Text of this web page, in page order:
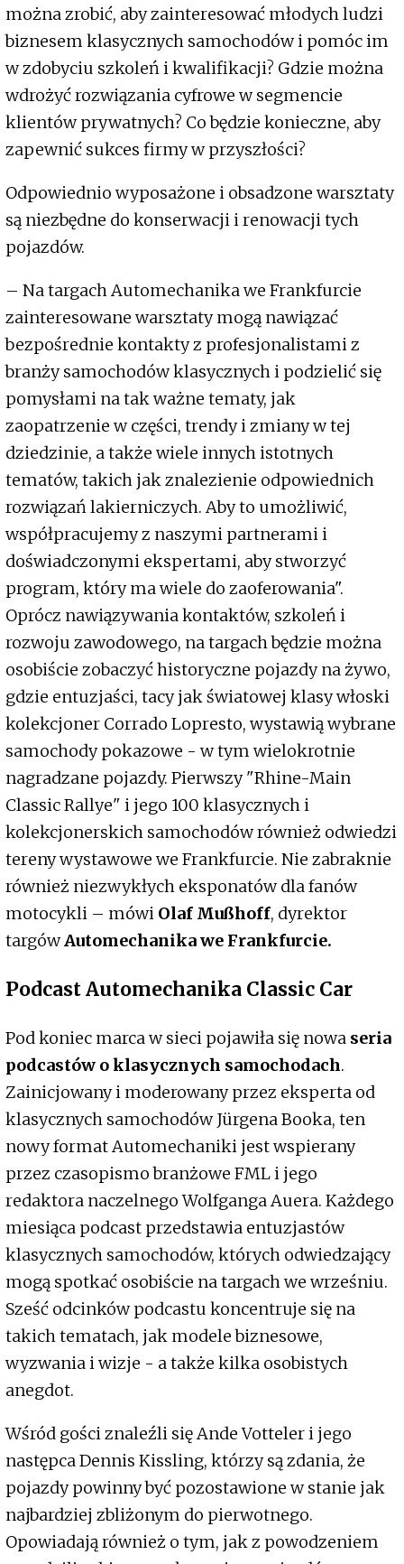
można zrobić, aby zainteresować młodych ludzi
biznesem klasycznych samochodów i pomóc im
w zdobyciu szkoleń i kwalifikacji? Gdzie można
wdrożyć rozwiązania cyfrowe w segmencie
klientów prywatnych? Co będzie konieczne, aby
zapewnić sukces firmy w przyszłości?
Odpowiednio wyposażone i obsadzone warsztaty
są niezbędne do konserwacji i renowacji tych
pojazdów.
– Na targach Automechanika we Frankfurcie
zainteresowane warsztaty mogą nawiązać
bezpośrednie kontakty z profesjonalistami z
branży samochodów klasycznych i podzielić się
pomysłami na tak ważne tematy, jak
zaopatrzenie w części, trendy i zmiany w tej
dziedzinie, a także wiele innych istotnych
tematów, takich jak znalezienie odpowiednich
rozwiązań lakierniczych. Aby to umożliwić,
współpracujemy z naszymi partnerami i
doświadczonymi ekspertami, aby stworzyć
program, który ma wiele do zaoferowania".
Oprócz nawiązywania kontaktów, szkoleń i
rozwoju zawodowego, na targach będzie można
osobiście zobaczyć historyczne pojazdy na żywo,
gdzie entuzjaści, tacy jak światowej klasy włoski
kolekcjoner Corrado Lopresto, wystawią wybrane
samochody pokazowe - w tym wielokrotnie
nagradzane pojazdy. Pierwszy "Rhine-Main
Classic Rallye" i jego 100 klasycznych i
kolekcjonerskich samochodów również odwiedzi
tereny wystawowe we Frankfurcie. Nie zabraknie
również niezwykłych eksponatów dla fanów
motocykli – mówi Olaf Mußhoff, dyrektor
targówAutomechanika we Frankfurcie.
Podcast Automechanika Classic Car
Pod koniec marca w sieci pojawiła się nowa seria
podcastów o klasycznych samochodach.
Zainicjowany i moderowany przez eksperta od
klasycznych samochodów Jürgena Booka, ten
nowy format Automechaniki jest wspierany
przez czasopismo branżowe FML i jego
redaktora naczelnego Wolfganga Auera. Każdego
miesiąca podcast przedstawia entuzjastów
klasycznych samochodów, których odwiedzający
mogą spotkać osobiście na targach we wrześniu.
Sześć odcinków podcastu koncentruje się na
takich tematach, jak modele biznesowe,
wyzwania i wizje - a także kilka osobistych
anegdot.
Wśród gości znaleźli się Ande Votteler i jego
następca Dennis Kissling, którzy są zdania, że
pojazdy powinny być pozostawione w stanie jak
najbardziej zbliżonym do pierwotnego.
Opowiadają również o tym, jak z powodzeniem